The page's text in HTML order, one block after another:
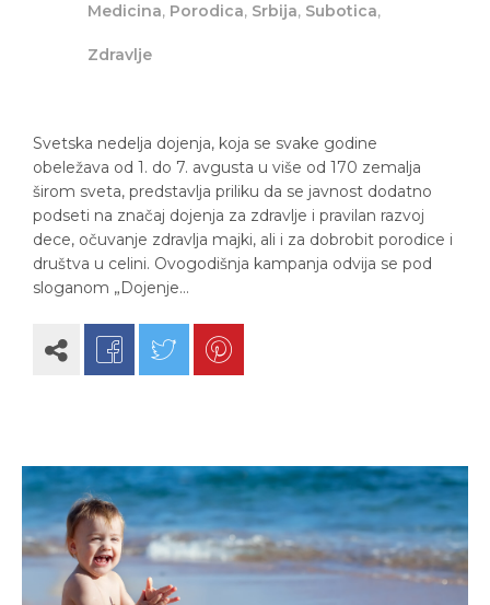
Medicina, Porodica, Srbija, Subotica,
Zdravlje
Svetska nedelja dojenja, koja se svake godine
obeležava od 1. do 7. avgusta u više od 170 zemalja
širom sveta, predstavlja priliku da se javnost dodatno
podseti na značaj dojenja za zdravlje i pravilan razvoj
dece, očuvanje zdravlja majki, ali i za dobrobit porodice i
društva u celini. Ovogodišnja kampanja odvija se pod
sloganom „Dojenje…